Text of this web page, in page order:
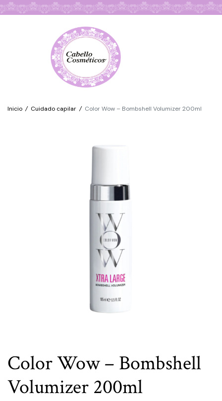
Inicio / Cuidado capilar / Color Wow – Bombshell Volumizer 200ml
Color Wow – Bombshell
Volumizer 200ml